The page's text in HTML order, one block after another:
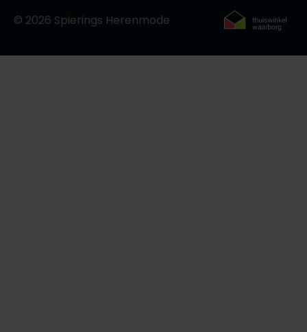
© 2026 Spierings Herenmode